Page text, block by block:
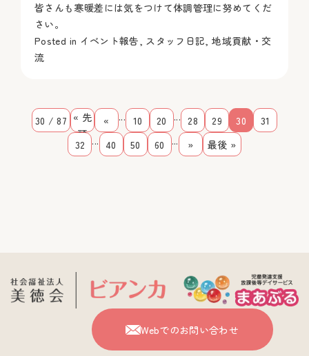
皆さんも寒暖差には気をつけて体調管理に努めてくだ
さい。
Posted in イベント報告, スタッフ日記,地域貢献・交
流
30 / 87 « 先
頭
« ... 10 20 ... 28 29 30
31
32 ... 40 50 60 ... » 最後 »
Webでのお問い合わせ